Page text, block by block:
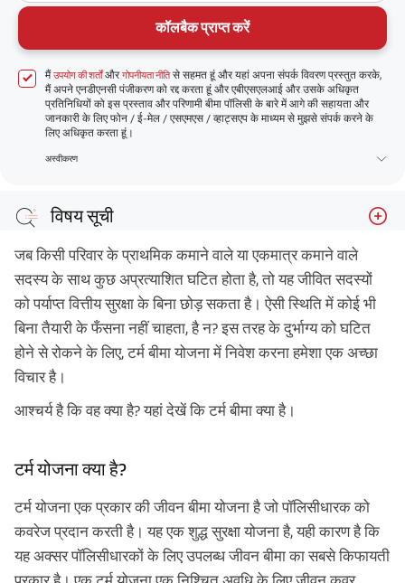
कॉलबैक प्राप्त करें
मैंउपयोग की शर्तोंऔरगोपनीयता नीतिसे सहमत हूं और यहां अपना संपर्क विवरण प्रस्तुत करके,
मैं अपने एनडीएनसी पंजीकरण को रद्द करता हूं और एबीएसएलआई और उसके अधिकृत
प्रतिनिधियों को इस प्रस्ताव और परिणामी बीमा पॉलिसी के बारे में आगे की सहायता और
जानकारी के लिए फोन / ई-मेल / एसएमएस / व्हाट्सएप के माध्यम से मुझसे संपर्क करने के
लिए अधिकृत करता हूं।
अस्वीकरण
विषय सूची
1 करोड़ रुपये की टर्म योजना की विशेषताएं क्या हैं?
निष्कर्ष
जब किसी परिवार के प्राथमिक कमाने वाले या एकमात्र कमाने वाले
सदस्य के साथ कुछ अप्रत्याशित घटित होता है, तो यह जीवित सदस्यों
को पर्याप्त वित्तीय सुरक्षा के बिना छोड़ सकता है। ऐसी स्थिति में कोई भी
बिना तैयारी के फँसना नहीं चाहता, है न? इस तरह के दुर्भाग्य को घटित
होने से रोकने के लिए, टर्म बीमा योजना में निवेश करना हमेशा एक अच्छा
विचार है।
आश्चर्य है कि वह क्या है? यहां देखें कि टर्म बीमा क्या है।
टर्म योजना क्या है?
टर्म योजना एक प्रकार की जीवन बीमा योजना है जो पॉलिसीधारक को
कवरेज प्रदान करती है। यह एक शुद्ध सुरक्षा योजना है, यही कारण है कि
यह अक्सर पॉलिसीधारकों के लिए उपलब्ध जीवन बीमा का सबसे किफायती